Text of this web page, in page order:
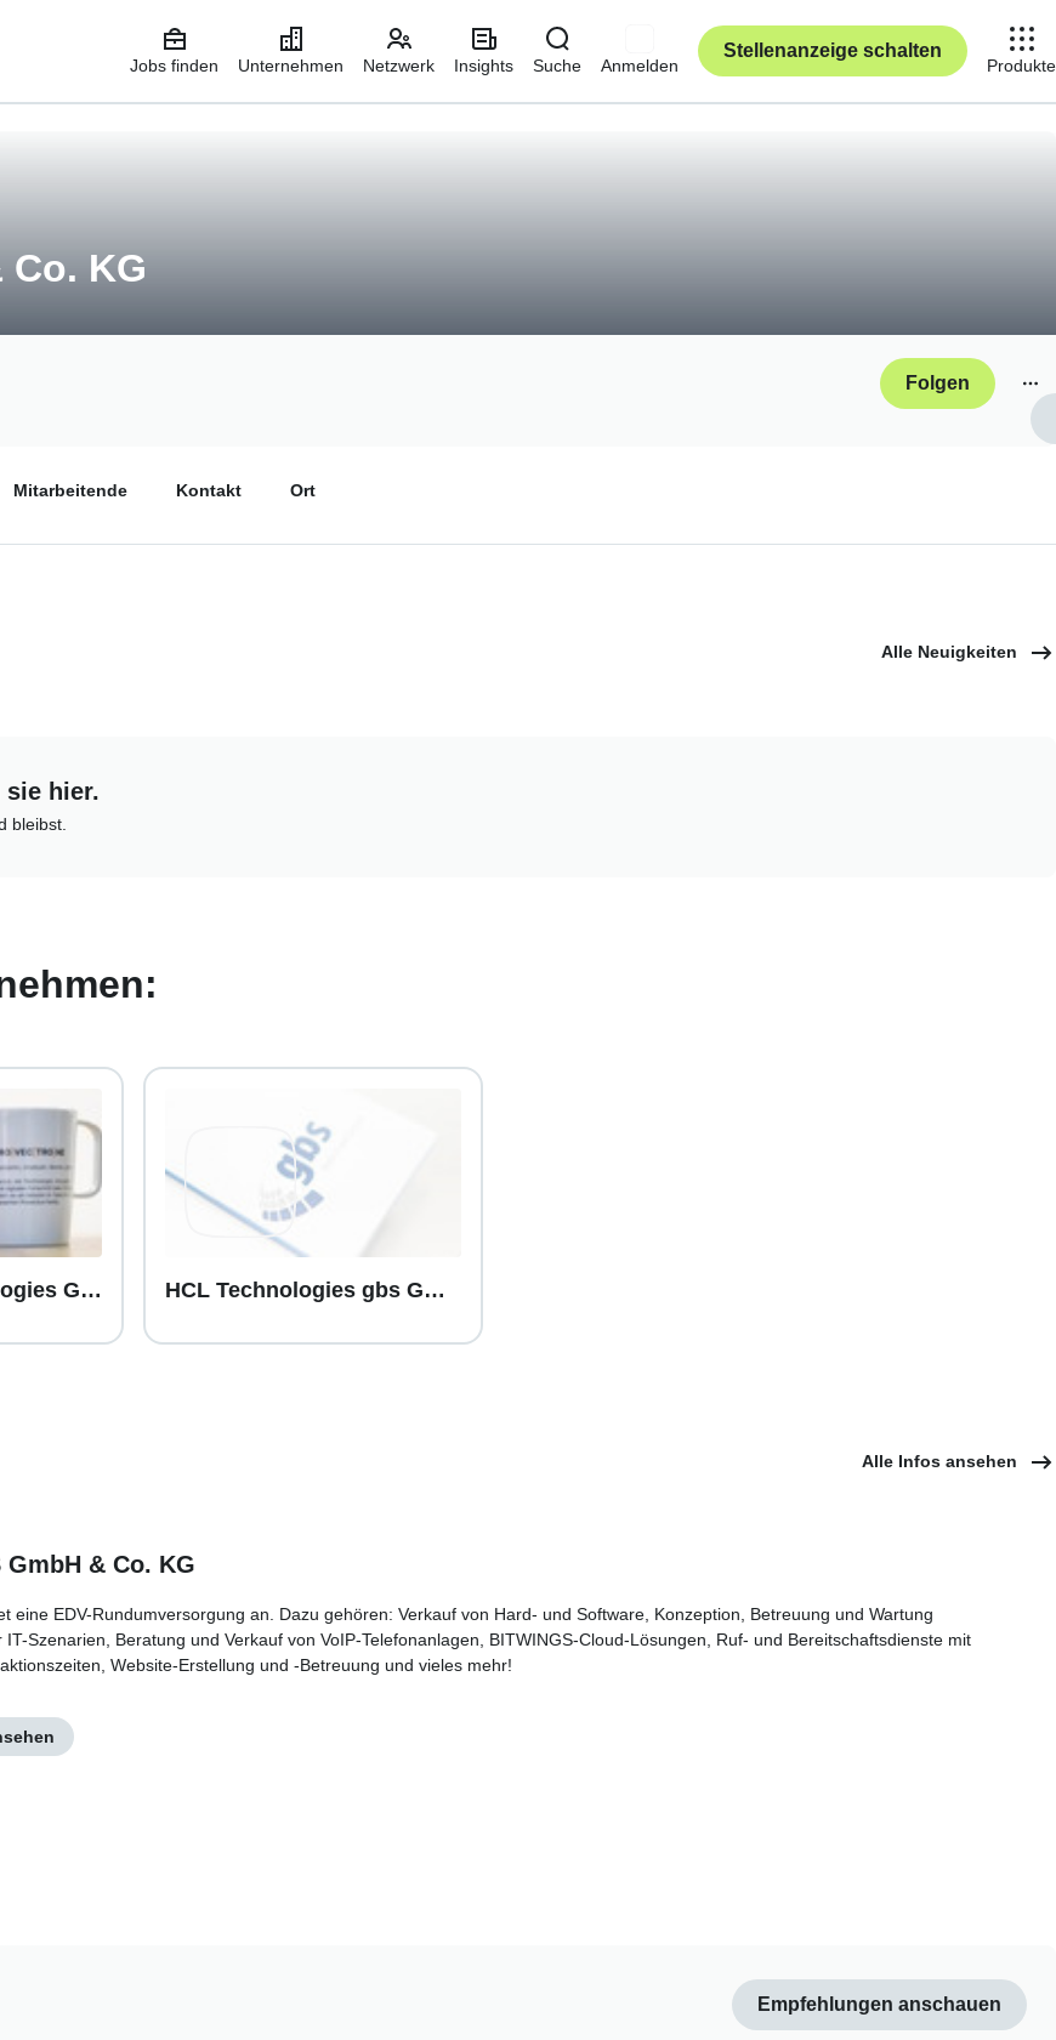
Jobs finden Unternehmen Netzwerk Insights Suche Anmelden
Stellenanzeige schalten
Produkte
Co. KG
Folgen
Mitarbeitende Kontakt Ort
Alle Neuigkeiten
sie hier.
bleibst.
Provectus Technologies GmbH HCL Technologies gbs GmbH
Alle Infos ansehen
GmbH & Co. KG
eine EDV-Rundumversorgung an. Dazu gehören: Verkauf von Hard- und Software, Konzeption, Betreuung und Wartung
IT-Szenarien, Beratung und Verkauf von VoIP-Telefonanlagen, BITWINGS-Cloud-Lösungen, Ruf- und Bereitschaftsdienste mit
Website-Erstellung und -Betreuung und vieles mehr!
Empfehlungen anschauen